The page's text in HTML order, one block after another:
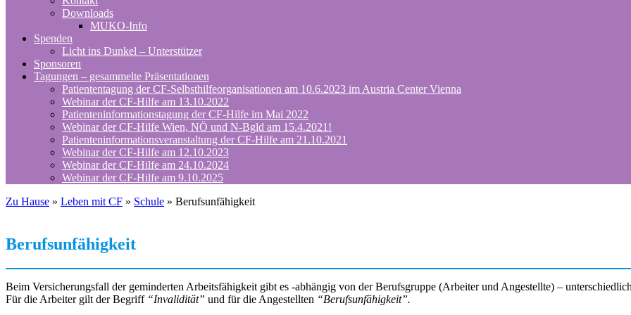
Downloads
MUKO-Info
Spenden
Licht ins Dunkel – Unterstützer
Sponsoren
Tagungen – gesammelte Präsentationen
Patiententagung der CF-Selbsthilfeorganisationen am 10.6.2023 im Austria Center Vienna
Webinar der CF-Hilfe am 13.10.2022
Patienteninformationstagung der CF-Hilfe im Mai 2022
Webinar der CF-Hilfe Wien, NÖ und N-Bgld am 15.4.2021!
Patienteninformationsveranstaltung der CF-Hilfe am 21.10.2021
Webinar der CF-Hilfe am 12.10.2023
Webinar der CF-Hilfe am 24.10.2024
Webinar der CF-Hilfe am 9.10.2025
Zu Hause » Leben mit CF » Schule » Berufsunfähigkeit
Berufsunfähigkeit
Beim Versicherungsfall der geminderten Arbeitsfähigkeit gibt es -abhängig von der Berufsgruppe (Arbeiter und Angestellte) –
Für die Arbeiter gilt der Begriff “Invalidität” und für die Angestellten “Berufsunfähigkeit”.